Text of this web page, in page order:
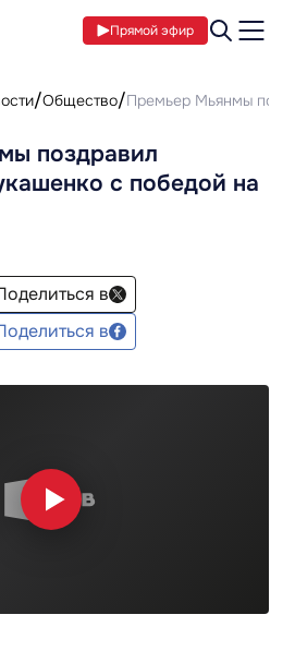
Прямой эфир
Общество Премьер Мьянмы
поздравил
с победой на
в
в